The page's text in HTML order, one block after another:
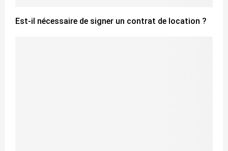
Est-il nécessaire de signer un contrat de location ?